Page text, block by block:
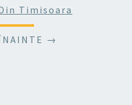
Timisoara
→